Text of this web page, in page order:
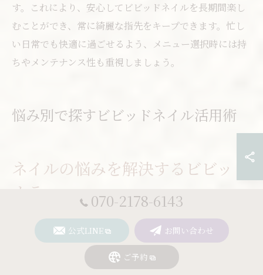
す。これにより、安心してビビッドネイルを長期間楽し
むことができ、常に綺麗な指先をキープできます。忙し
い日常でも快適に過ごせるよう、メニュー選択時には持
ちやメンテナンス性も重視しましょう。
悩み別で探すビビッドネイル活用術
ネイルの悩みを解決するビビッド
カラー
ビビッドネイルは、指先を華やかに彩りたい方の強い味
方です。しかし「派手すぎて浮いてしまうのでは？」と
不安に思う方も少なくありません。実際、ネイルサロン
070-2178-6143
公式LINE お問い合わせ
ご予約